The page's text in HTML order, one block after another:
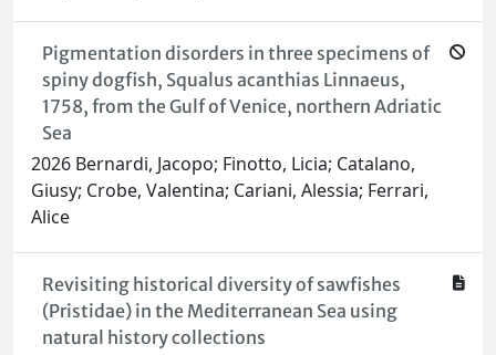
Pigmentation disorders in three specimens of
spiny dogfish, Squalus acanthias Linnaeus,
1758, from the Gulf of Venice, northern Adriatic
Sea
2026 Bernardi, Jacopo; Finotto, Licia; Catalano,
Giusy; Crobe, Valentina; Cariani, Alessia; Ferrari,
Alice
Revisiting historical diversity of sawfishes
(Pristidae) in the Mediterranean Sea using
natural history collections